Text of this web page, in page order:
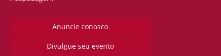
Anuncie conosco
Divulgue seu evento